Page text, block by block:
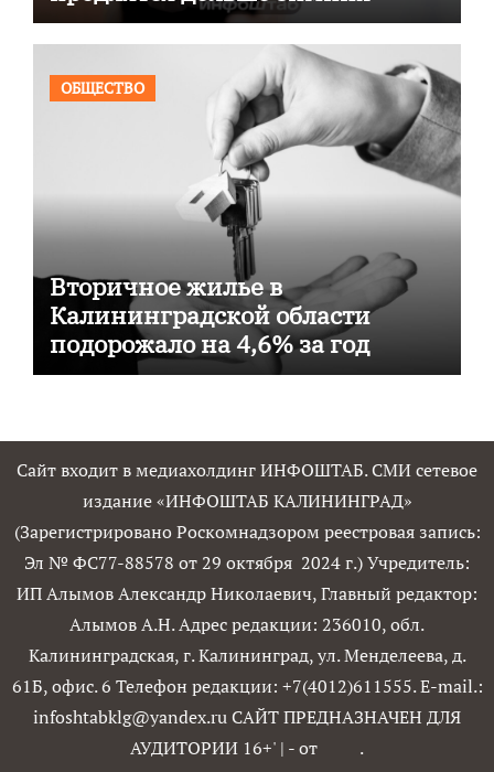
ОБЩЕСТВО
Вторичное жилье в
Калининградской области
подорожало на 4,6% за год
Сайт входит в медиахолдинг ИНФОШТАБ. СМИ сетевое
издание «ИНФОШТАБ КАЛИНИНГРАД»
(Зарегистрировано Роскомнадзором реестровая запись:
Эл № ФС77-88578 от 29 октября 2024 г.) Учредитель:
ИП Алымов Александр Николаевич, Главный редактор:
Алымов А.Н. Адрес редакции: 236010, обл.
Калининградская, г. Калининград, ул. Менделеева, д.
61Б, офис. 6 Телефон редакции: +7(4012)611555. E-mail.:
infoshtabklg@yandex.ru САЙТ ПРЕДНАЗНАЧЕН ДЛЯ
АУДИТОРИИ 16+' | - от .